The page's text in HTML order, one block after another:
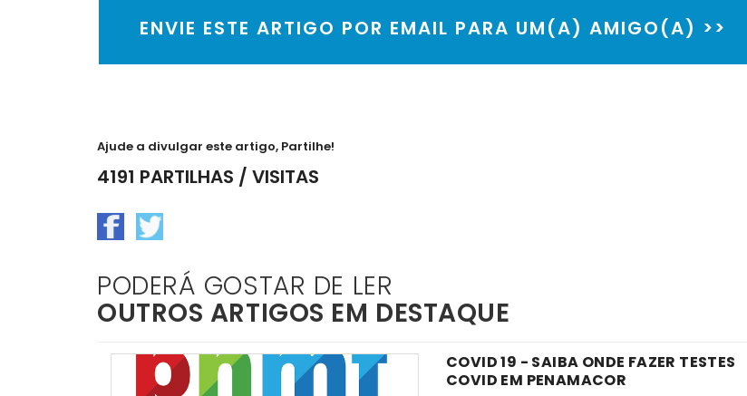
ENVIE ESTE ARTIGO POR EMAIL PARA UM(A) AMIGO(A) >>
Ajude a divulgar este artigo, Partilhe!
4191 PARTILHAS / VISITAS
PODERÁ GOSTAR DE LER
OUTROS ARTIGOS EM DESTAQUE
COVID 19 - SAIBA ONDE FAZER TESTES
COVID EM PENAMACOR